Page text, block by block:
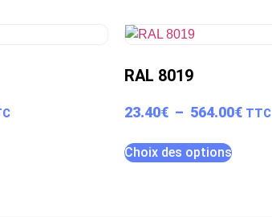
RAL 8019
23.40€ – 564.00€ TTC
Choix des options